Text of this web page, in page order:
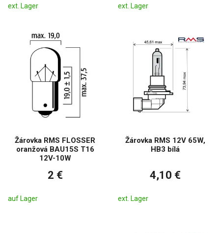
ext. Lager ext. Lager
Žárovka RMS FLOSSER
oranžová BAU15S T16
12V-10W
2 €
auf Lager
Žárovka RMS 12V 65W,
HB3 bílá
4,10 €
ext. Lager